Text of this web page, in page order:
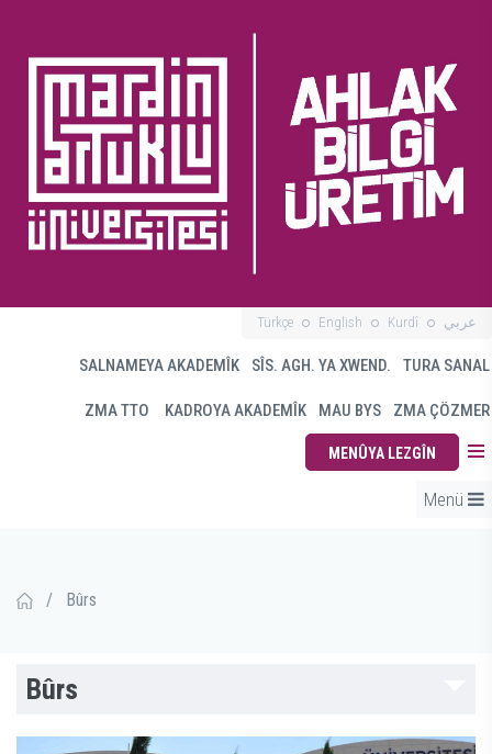
Türkçe English Kurdî عربي
SALNAMEYA AKADEMÎK SÎS. AGH. YA XWEND. TURA SANAL
ZMA TTO KADROYA AKADEMÎK MAU BYS ZMA ÇÖZMER
MENÛYA LEZGÎN
Menü
/ Bûrs
Bûrs